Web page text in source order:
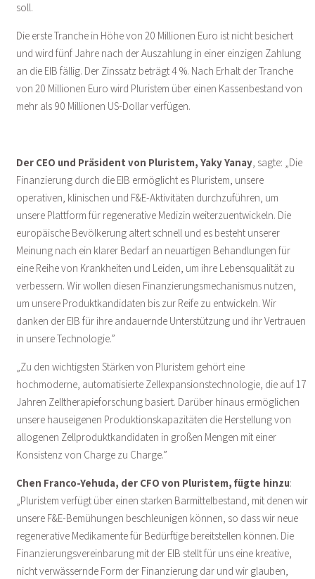
soll.
Die erste Tranche in Höhe von 20 Millionen Euro ist nicht besichert
und wird fünf Jahre nach der Auszahlung in einer einzigen Zahlung
an die EIB fällig. Der Zinssatz beträgt 4 %. Nach Erhalt der Tranche
von 20 Millionen Euro wird Pluristem über einen Kassenbestand von
mehr als 90 Millionen US-Dollar verfügen.
Der CEO und Präsident von Pluristem, Yaky Yanay, sagte: „Die
Finanzierung durch die EIB ermöglicht es Pluristem, unsere
operativen, klinischen und F&E-Aktivitäten durchzuführen, um
unsere Plattform für regenerative Medizin weiterzuentwickeln. Die
europäische Bevölkerung altert schnell und es besteht unserer
Meinung nach ein klarer Bedarf an neuartigen Behandlungen für
eine Reihe von Krankheiten und Leiden, um ihre Lebensqualität zu
verbessern. Wir wollen diesen Finanzierungsmechanismus nutzen,
um unsere Produktkandidaten bis zur Reife zu entwickeln. Wir
danken der EIB für ihre andauernde Unterstützung und ihr Vertrauen
in unsere Technologie.”
„Zu den wichtigsten Stärken von Pluristem gehört eine
hochmoderne, automatisierte Zellexpansionstechnologie, die auf 17
Jahren Zelltherapieforschung basiert. Darüber hinaus ermöglichen
unsere hauseigenen Produktionskapazitäten die Herstellung von
allogenen Zellproduktkandidaten in großen Mengen mit einer
Konsistenz von Charge zu Charge.”
Chen Franco-Yehuda, der CFO von Pluristem, fügte hinzu:
„Pluristem verfügt über einen starken Barmittelbestand, mit denen wir
unsere F&E-Bemühungen beschleunigen können, so dass wir neue
regenerative Medikamente für Bedürftige bereitstellen können. Die
Finanzierungsvereinbarung mit der EIB stellt für uns eine kreative,
nicht verwässernde Form der Finanzierung dar und wir glauben,